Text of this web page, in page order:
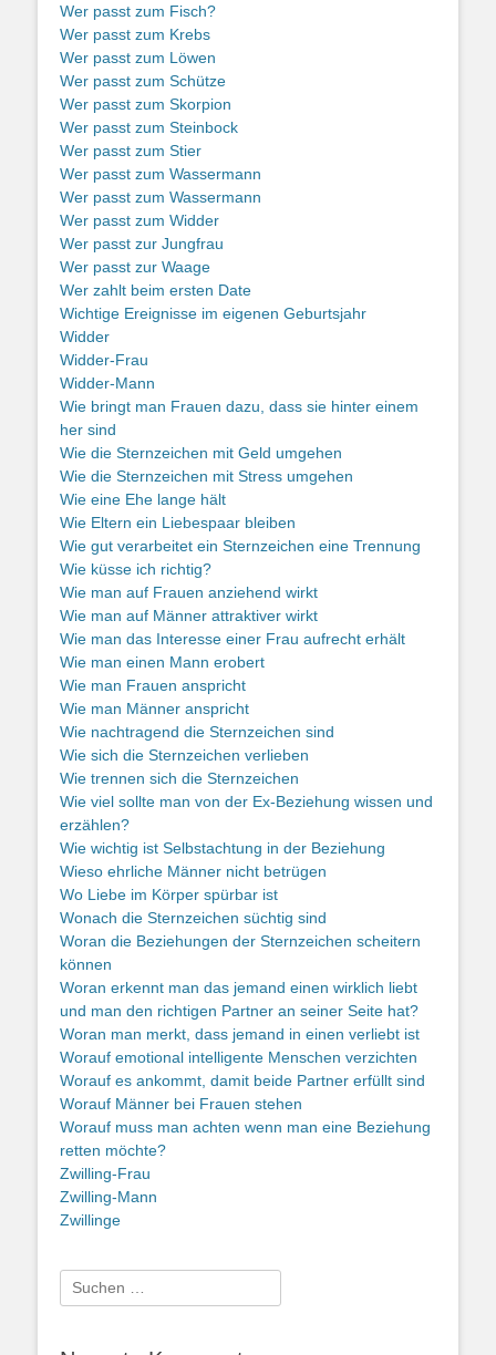
Wer passt zum Fisch?
Wer passt zum Krebs
Wer passt zum Löwen
Wer passt zum Schütze
Wer passt zum Skorpion
Wer passt zum Steinbock
Wer passt zum Stier
Wer passt zum Wassermann
Wer passt zum Wassermann
Wer passt zum Widder
Wer passt zur Jungfrau
Wer passt zur Waage
Wer zahlt beim ersten Date
Wichtige Ereignisse im eigenen Geburtsjahr
Widder
Widder-Frau
Widder-Mann
Wie bringt man Frauen dazu, dass sie hinter einem
her sind
Wie die Sternzeichen mit Geld umgehen
Wie die Sternzeichen mit Stress umgehen
Wie eine Ehe lange hält
Wie Eltern ein Liebespaar bleiben
Wie gut verarbeitet ein Sternzeichen eine Trennung
Wie küsse ich richtig?
Wie man auf Frauen anziehend wirkt
Wie man auf Männer attraktiver wirkt
Wie man das Interesse einer Frau aufrecht erhält
Wie man einen Mann erobert
Wie man Frauen anspricht
Wie man Männer anspricht
Wie nachtragend die Sternzeichen sind
Wie sich die Sternzeichen verlieben
Wie trennen sich die Sternzeichen
Wie viel sollte man von der Ex-Beziehung wissen und
erzählen?
Wie wichtig ist Selbstachtung in der Beziehung
Wieso ehrliche Männer nicht betrügen
Wo Liebe im Körper spürbar ist
Wonach die Sternzeichen süchtig sind
Woran die Beziehungen der Sternzeichen scheitern
können
Woran erkennt man das jemand einen wirklich liebt
und man den richtigen Partner an seiner Seite hat?
Woran man merkt, dass jemand in einen verliebt ist
Worauf emotional intelligente Menschen verzichten
Worauf es ankommt, damit beide Partner erfüllt sind
Worauf Männer bei Frauen stehen
Worauf muss man achten wenn man eine Beziehung
retten möchte?
Zwilling-Frau
Zwilling-Mann
Zwillinge
Suche
nach: